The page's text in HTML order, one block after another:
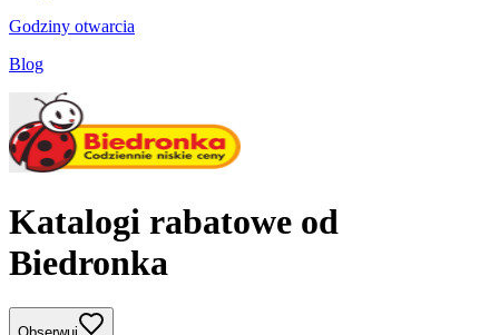
Godziny otwarcia
Blog
Katalogi rabatowe od
Biedronka